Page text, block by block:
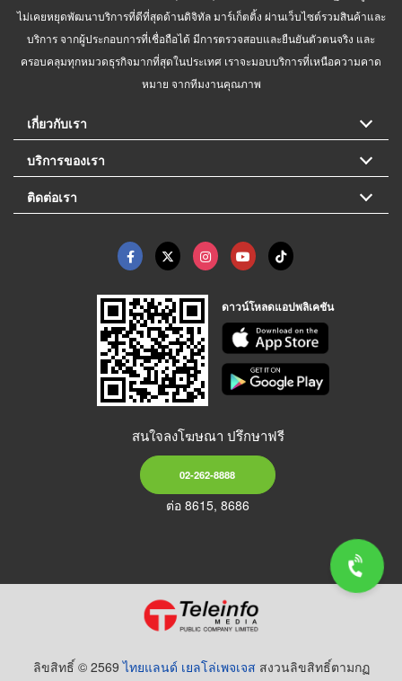
ไม่เคยหยุดพัฒนาบริการที่ดีที่สุดด้านดิจิทัล มาร์เก็ตติ้ง ผ่านเว็บไซต์รวมสินค้าและ
บริการ จากผู้ประกอบการที่เชื่อถือได้ มีการตรวจสอบและยืนยันตัวตนจริง และ
ครอบคลุมทุกหมวดธุรกิจมากที่สุดในประเทศ เราจะมอบบริการที่เหนือความคาด
หมาย จากทีมงานคุณภาพ
เกี่ยวกับเรา
บริการของเรา
ติดต่อเรา
ดาวน์โหลดแอปพลิเคชัน
สนใจลงโฆษณา ปรึกษาฟรี
02-262-8888
ต่อ 8615, 8686
ลิขสิทธิ์ © 2569ไทยแลนด์ เยลโล่เพจเจส สงวนลิขสิทธิ์ตามกฏ